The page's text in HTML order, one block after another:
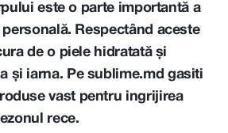
este o parte importantă a
Respectând aceste
de o piele hidratată și
și iarna. Pe sublime.md gasiti
vast pentru ingrijirea
rece.